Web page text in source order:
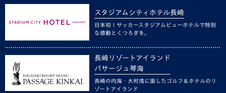
スタジアムシティホテル長崎
日本初！サッカースタジアムビューホテルで特別
な感動とくつろぎを。
長崎リゾートアイランド
パサージュ琴海
長崎の内海・大村湾に面したゴルフ＆ホテルのリ
ゾートアイランド